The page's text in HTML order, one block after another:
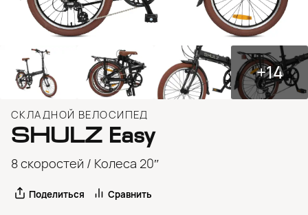
+14
СКЛАДНОЙ ВЕЛОСИПЕД
SHULZ Easy
8 скоростей / Колеса 20″
Поделиться Сравнить